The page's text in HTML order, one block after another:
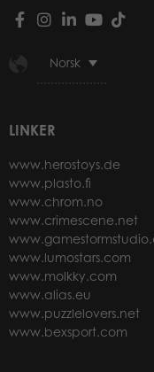
Norsk
LINKER
www.herostoys.de
www.plasto.fi
www.chrom.no
www.crimescene.net
www.lumostars.com
www.molkky.com
www.alias.eu
www.puzzlelovers.net
www.bexsport.com